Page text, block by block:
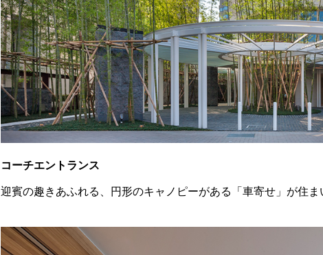
コーチエントランス
迎賓の趣きあふれる、円形のキャノピーがある「車寄せ」が住ま